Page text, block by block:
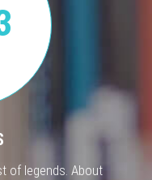
of legends. About